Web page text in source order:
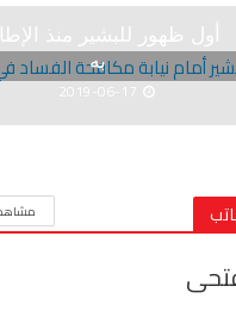
أول ظهور للبشير منذ
به
2019-06-17